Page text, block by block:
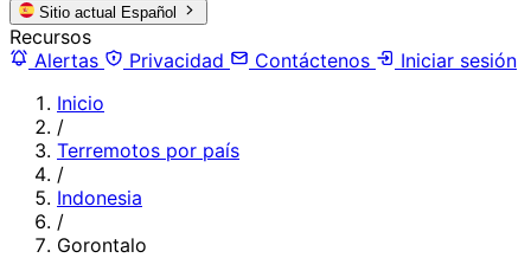
Sitio actual Español
Recursos
Alertas
Privacidad Contáctenos
Iniciar sesión
Inicio
/
Terremotos por país
/
Indonesia
/
Gorontalo